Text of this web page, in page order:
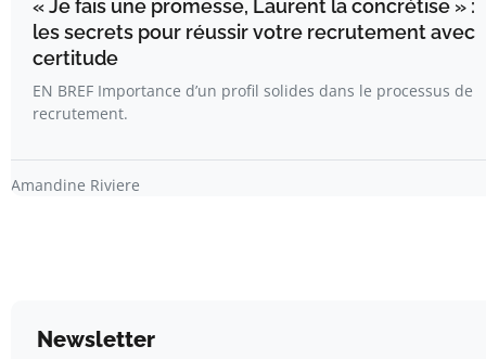
« Je fais une promesse, Laurent la concrétise » :
les secrets pour réussir votre recrutement avec
certitude
EN BREF Importance d’un profil solides dans le processus de
recrutement.
Amandine Riviere
Newsletter